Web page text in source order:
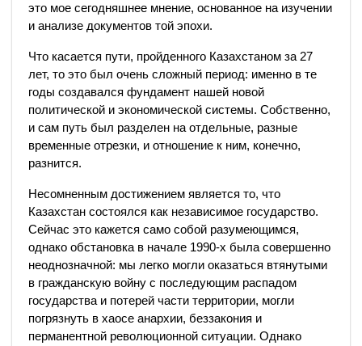
это мое сегодняшнее мнение, основанное на изучении
и анализе документов той эпохи.
Что касается пути, пройденного Казахстаном за 27
лет, то это был очень сложный период: именно в те
годы создавался фундамент нашей новой
политической и экономической системы. Собственно,
и сам путь был разделен на отдельные, разные
временные отрезки, и отношение к ним, конечно,
разнится.
Несомненным достижением является то, что
Казахстан состоялся как независимое государство.
Сейчас это кажется само собой разумеющимся,
однако обстановка в начале 1990-х была совершенно
неоднозначной: мы легко могли оказаться втянутыми
в гражданскую войну с последующим распадом
государства и потерей части территории, могли
погрязнуть в хаосе анархии, беззакония и
перманентной революционной ситуации. Однако